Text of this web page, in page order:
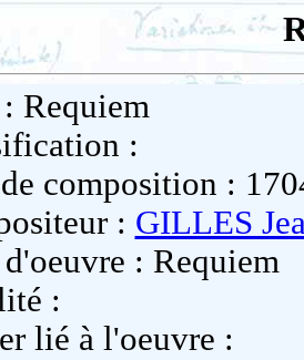
Requiem
:
composition :
: GILLES
: Requiem
:
lié à l'oeuvre :